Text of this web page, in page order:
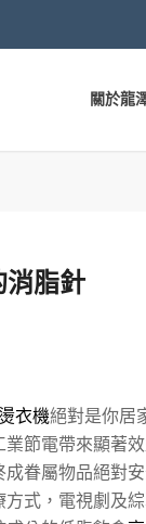
關於龍
脂針
衣機絕對是你居
節電帶來顯著
眷屬物品絕對
式，電視劇及